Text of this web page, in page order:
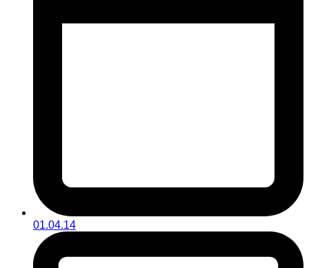
01.04.14